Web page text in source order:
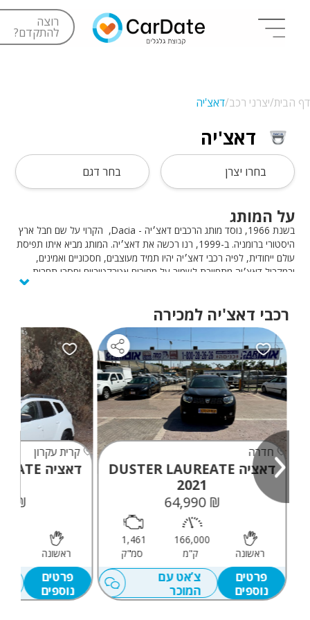
רוצה
להתקדם?
דף הבית/יצרני רכב/דאצ'יה
דאצ'יה
בחרו יצרן בחר דגם
על המותג
בשנת 1966, נוסד מותג הרכבים דאצ׳יה - Dacia, הקרוי על שם חבל ארץ
היסטורי ברומניה. ב-1999, רנו רכשה את דאצ׳יה. המותג מביא איתו תפיסת
עולם ייחודית, לפיה רכבי דאצ׳יה יהיו תמיד מעוצבים, חסכוניים ואמינים,
ובמקביל דאצ׳יה מתחייבת לשמור על מחירים אטרקטיביים וחסרי תחרות.
בשנת 1966, נוסד מותג הרכבים דאצ׳יה, הקרוי על שם חבל ארץ היסטורי
ייחודית, לפיה רכבי דאצ׳יה יהיו תמיד מעוצבים, חסכוניים ואמינים, ובמקביל
דאצ׳יה מתחייבת לשמור על מחירים אטרקטיביים וחסרי תחרות.
⌄
רכבי דאצ'יה למכירה
חדרה
דאציה DUSTER LAUREATE
2021
₪ 64,990
1,461
סמ"ק
166,000
ק"מ
ראשונה
פרטים
נוספים
צ’אט עם
המוכר
קרית עקרון
דאציה DUSTER LAUREATE
₪ 50,000
ראשונה
פרטים
נוספים